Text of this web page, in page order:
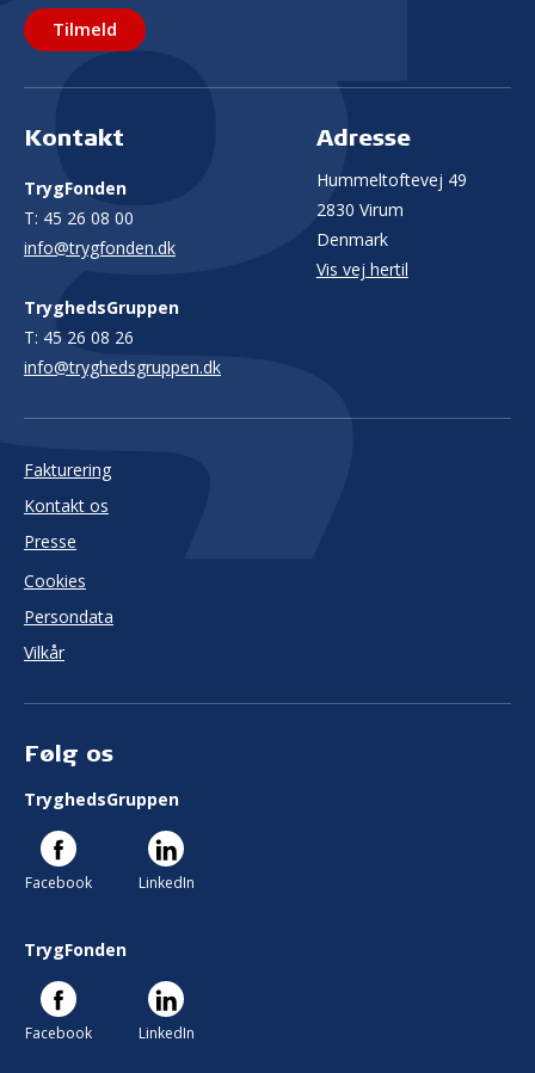
Tilmeld
Kontakt
TrygFonden
T: 45 26 08 00
info@trygfonden.dk
TryghedsGruppen
T: 45 26 08 26
info@tryghedsgruppen.dk
Adresse
Hummeltoftevej 49
2830 Virum
Denmark
Vis vej hertil
Fakturering
Kontakt os
Presse
Cookies
Persondata
Vilkår
Følg os
TryghedsGruppen
Facebook LinkedIn
TrygFonden
Facebook LinkedIn